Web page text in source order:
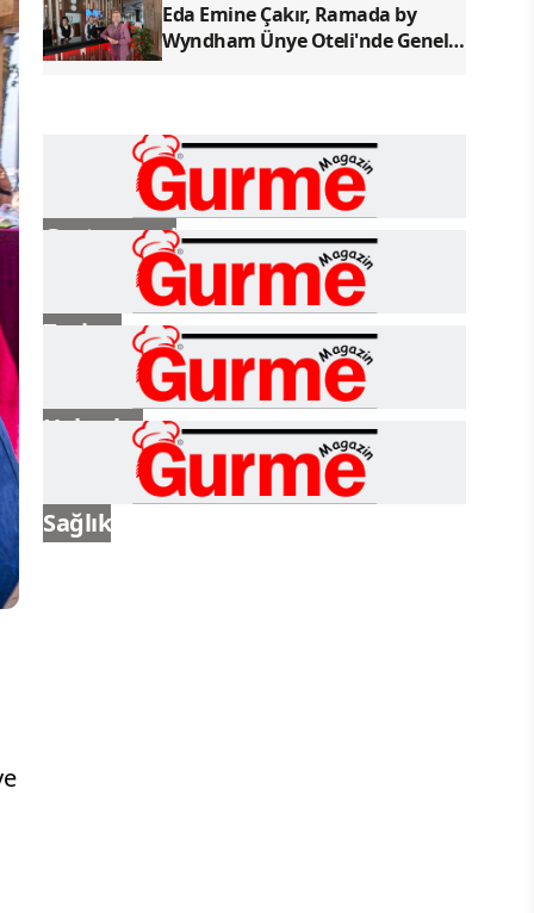
Eda Emine Çakır, Ramada by
Wyndham Ünye Oteli'nde Genel
Gastronomi
Turizm
Haberler
Sağlık